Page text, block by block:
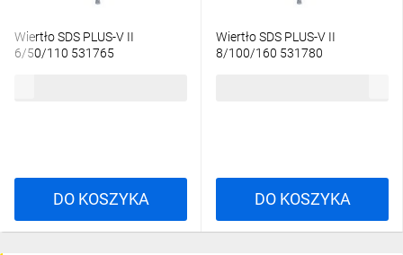
Wiertło SDS PLUS-V II
6/50/110 531765
DO KOSZYKA
Wiertło SDS PLUS-V II
8/100/160 531780
DO KOSZYKA